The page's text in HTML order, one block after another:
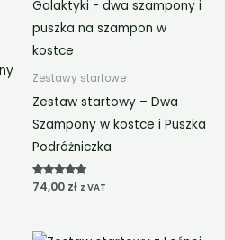
Zestawy startowe
Zestaw startowy – Dwa
Szampony w kostce i Puszka
Podróżniczka
Oceniono
5.00
74,00 zł z VAT